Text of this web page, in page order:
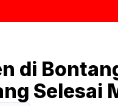
di
Selesai